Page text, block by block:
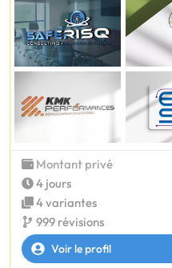
Montant privé
4 jours
4 variantes
999 révisions
Voir le profil